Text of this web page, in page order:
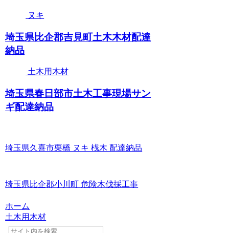
ヌキ
埼玉県比企郡吉見町土木木材配達
納品
土木用木材
埼玉県春日部市土木工事現場サン
ギ配達納品
埼玉県久喜市栗橋 ヌキ 桟木 配達納品
埼玉県比企郡小川町 危険木伐採工事
ホーム
土木用木材